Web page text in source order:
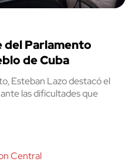
del Parlamento
de Cuba
Esteban Lazo destacó el
las dificultades que
Central